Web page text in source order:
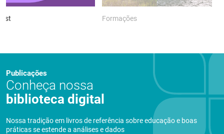
Formações
Publicações
Conheça nossa
biblioteca digital
Nossa tradição em livros de referência sobre educação e boas
práticas se estende a análises e dados